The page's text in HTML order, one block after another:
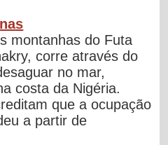
montanhas do Futa
corre através do
no mar,
costa da Nigéria.
que a ocupação
a partir de